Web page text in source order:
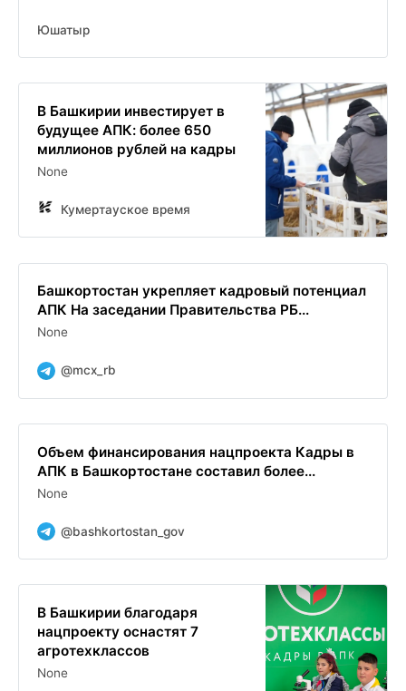
Юшатыр
В Башкирии инвестирует в
будущее АПК: более 650
миллионов рублей на кадры
None
Кумертауское время
Башкортостан укрепляет кадровый потенциал
АПК На заседании Правительства РБ...
None
@mcx_rb
Объем финансирования нацпроекта Кадры в
АПК в Башкортостане составил более...
None
@bashkortostan_gov
В Башкирии благодаря
нацпроекту оснастят 7
агротехклассов
None